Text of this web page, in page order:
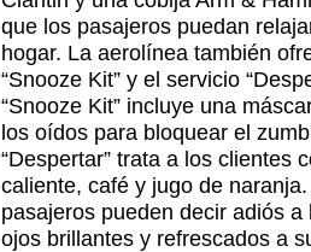
que los pasajeros puedan
hogar. La aerolínea también
“Snooze Kit” y el servicio
“Snooze Kit” incluye una
los oídos para bloquear el
“Despertar” trata a los clientes
caliente, café y jugo de
pasajeros pueden decir adiós
ojos brillantes y refrescados a